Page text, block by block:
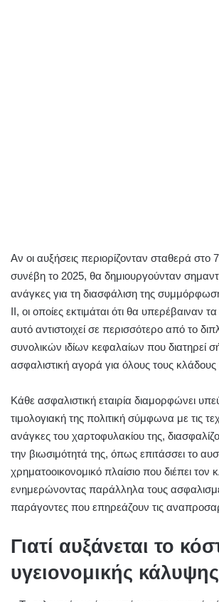
Αν οι αυξήσεις περιορίζονταν σταθερά στο
συνέβη το 2025, θα δημιουργούνταν
ανάγκες για τη διασφάλιση της
II, οι οποίες εκτιμάται ότι θα υπερέβαιναν
αυτό αντιστοιχεί σε περισσότερο από το
συνολικών ιδίων κεφαλαίων που διατηρεί
ασφαλιστική αγορά για όλους τους κλάδους
Κάθε ασφαλιστική εταιρία διαμορφώνει
τιμολογιακή της πολιτική σύμφωνα με τις
ανάγκες του χαρτοφυλακίου της,
την βιωσιμότητά της, όπως επιτάσσει το
χρηματοοικονομικό πλαίσιο που διέπει
ενημερώνοντας παράλληλα τους
παράγοντες που επηρεάζουν τις
Γιατί αυξάνεται το
υγειονομικής κάλυψης